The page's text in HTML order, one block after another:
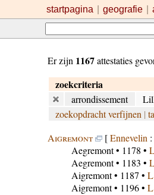
startpagina geografie
Er zijn 1167attestaties
zoekcriteria
arrondissement
zoekopdracht verfijnen |
Aigremont
[Ennevelin :
Aegremont• 1178 •
Aegremont• 1183 •
Aigremont• 1187 • L
Aigremont• 1196 • L